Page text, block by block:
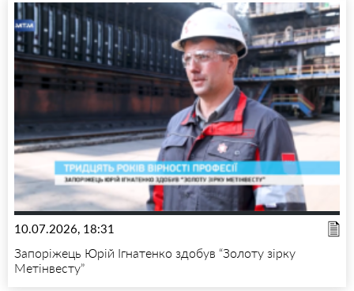
10.07.2026, 18:31
Запоріжець Юрій Ігнатенко здобув “Золоту зірку
Метінвесту”